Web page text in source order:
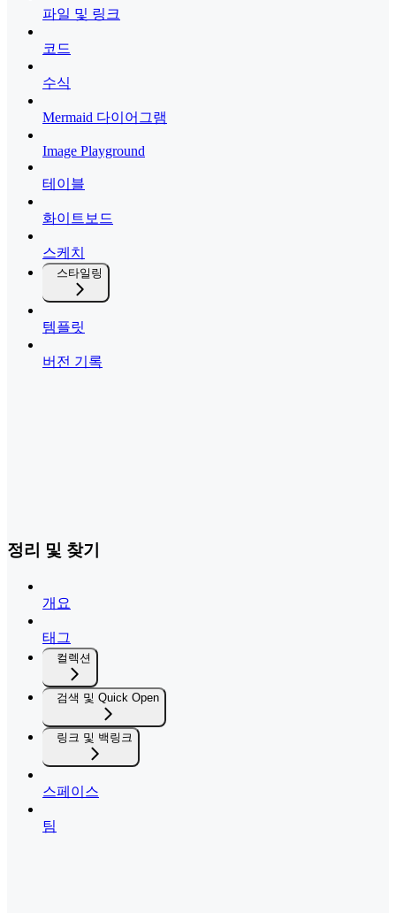
파일 및 링크
코드
수식
Mermaid 다이어그램
Image Playground
테이블
화이트보드
스케치
스타일링
템플릿
버전 기록
정리 및 찾기
개요
태그
컬렉션
검색 및 Quick Open
링크 및 백링크
스페이스
팀